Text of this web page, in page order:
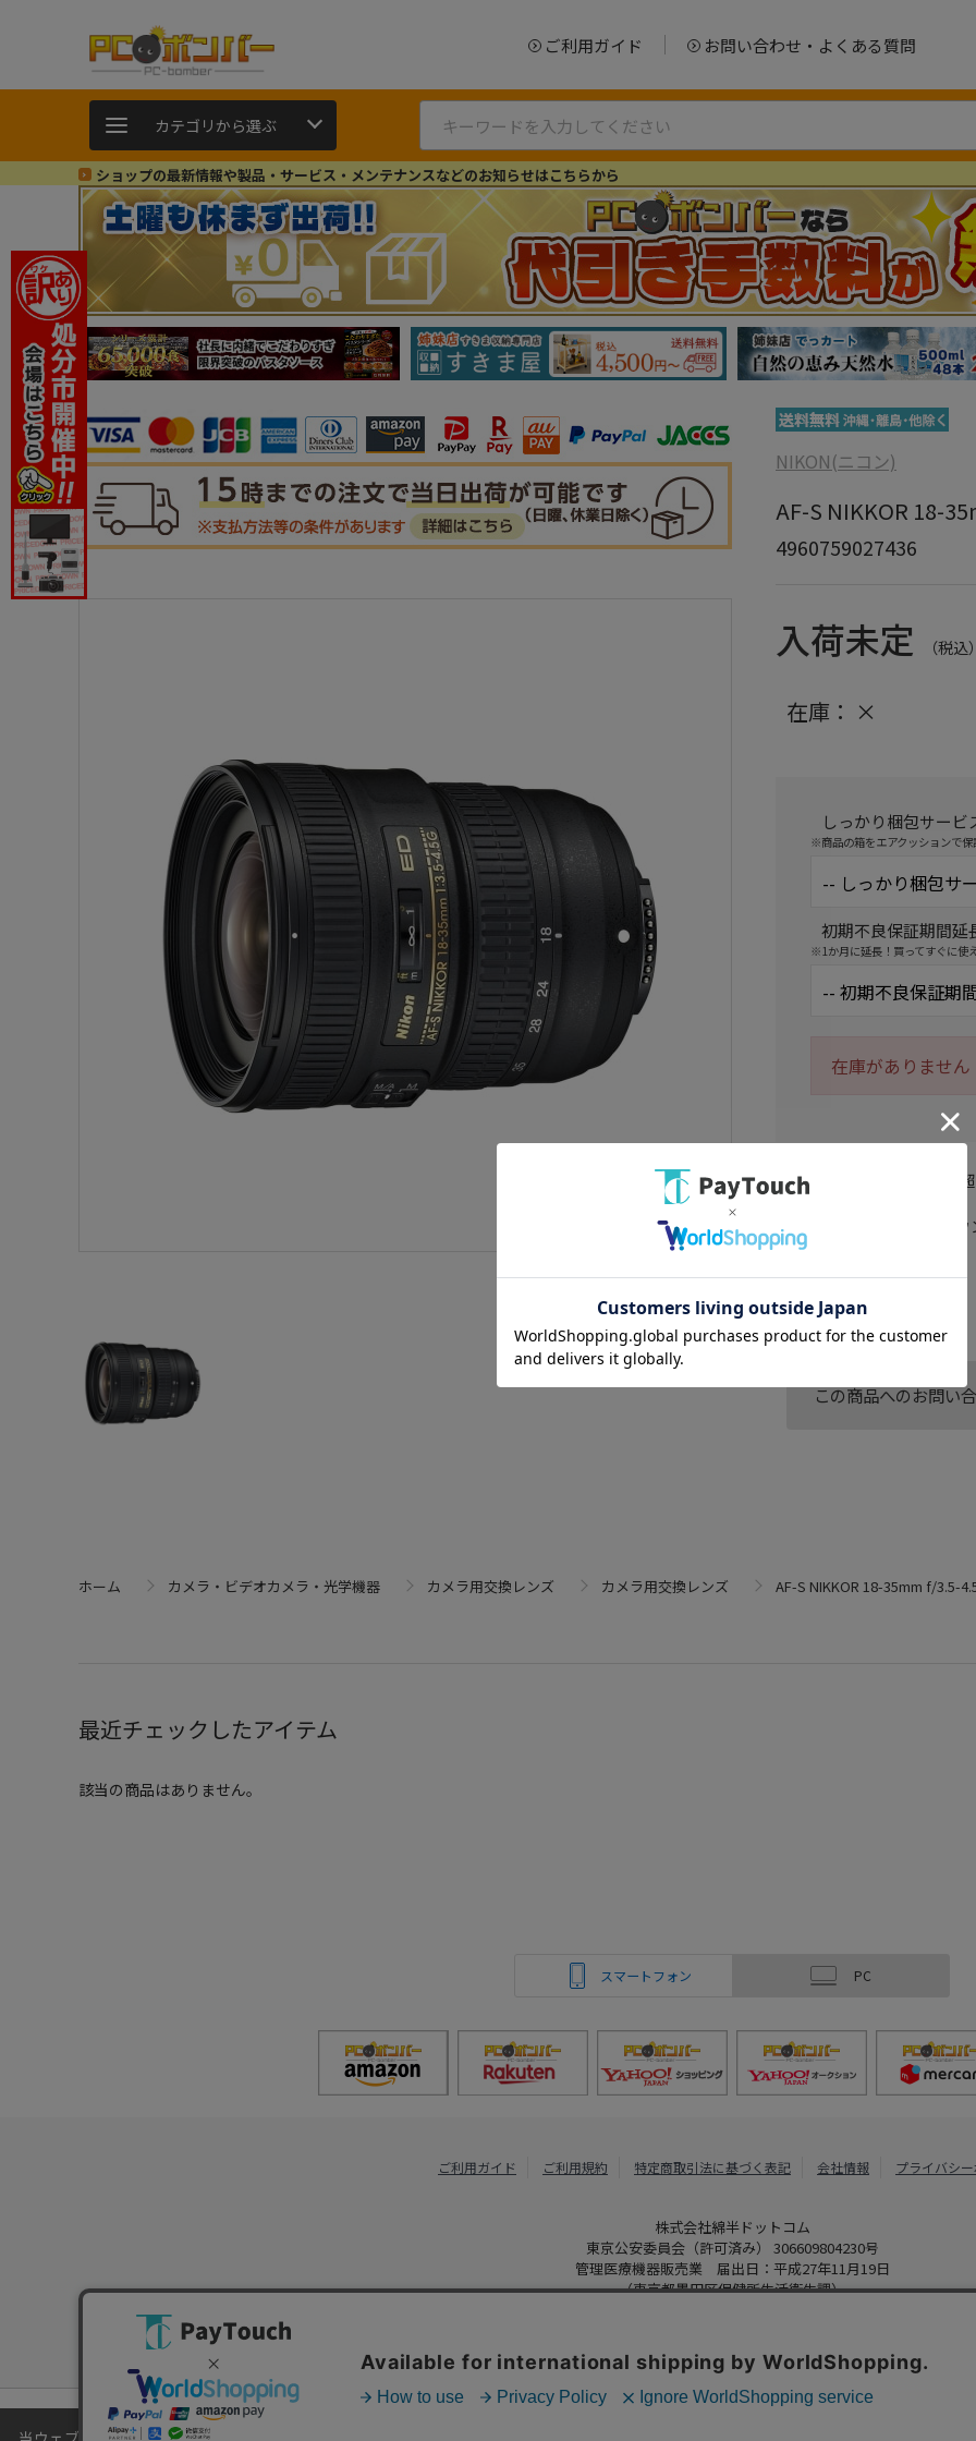
ご利用ガイド お問い合わせ・よくある質問
カテゴリから選ぶ
ショップの最新情報や製品・サービス・メンテナンスなどのお知らせはこちらから
NIKON(ニコン)
AF-S NIKKOR 18-
4960759027436
入荷未定 （税込）
在庫： ×
しっかり梱包サービ
※商品の箱をエアクッションで保
初期不良保証期間延
※1か月に延長！買ってすぐに使
在庫がありません
FXフォーマットに対応した
対応マウント： ニコンFマウ
レンズタイプ： ズーム
この商品へのお問い
ホーム カメラ・ビデオカメラ・光学機器 カメラ用交換レンズ カメラ用交換レンズ AF-S NIKKOR 18-35mm f/3.5-
最近チェックしたアイテム
該当の商品はありません。
スマートフォン PC
ご利用ガイド ご利用規約 特定商取引法に基づく表記 会社情報 プライバシ
株式会社綿半ドットコム
東京公安委員会（許可済み） 306609804230号
管理医療機器販売業 届出日：平成27年11月19日
（東京都墨田区保健所生活衛生課）
Copyright 2022Watahan.com Co., Ltd. Powered by Watahan